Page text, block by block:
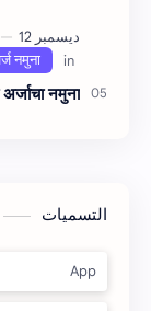
अर्जाचा नमुना
التسميات
App